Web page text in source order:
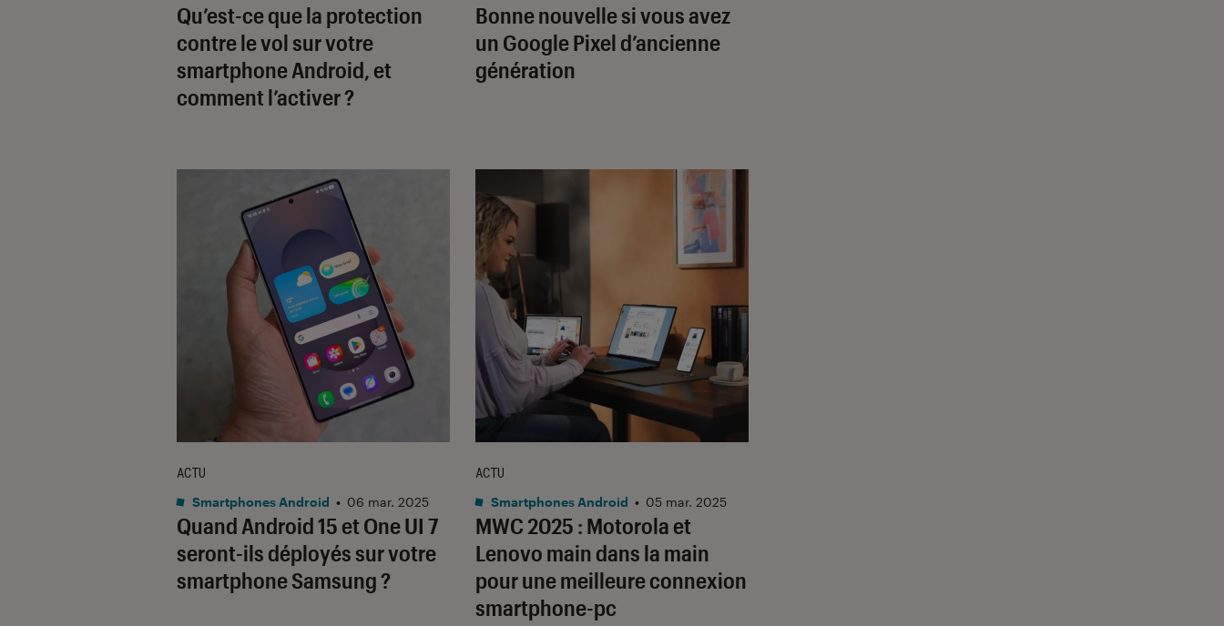
Qu’est-ce que la protection
contre le vol sur votre
smartphone Android, et
comment l’activer ?
Bonne nouvelle si vous avez
un Google Pixel d’ancienne
génération
Quand Android 15 et One UI 7
seront-ils déployés sur votre
smartphone Samsung ?
ACTU
Smartphones Android • 06 mar. 2025
MWC 2025 : Motorola et
Lenovo main dans la main
pour une meilleure connexion
smartphone-pc
ACTU
Smartphones Android • 05 mar. 2025